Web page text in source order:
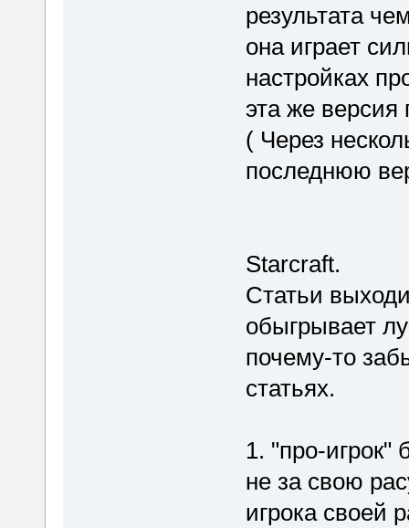
результата
она играет
настройках
эта же версия
( Через
последнюю
Starcraft.
Статьи
обыгрывает
почему-то
статьях.
1. "про-игрок"
не за свою
игрока своей